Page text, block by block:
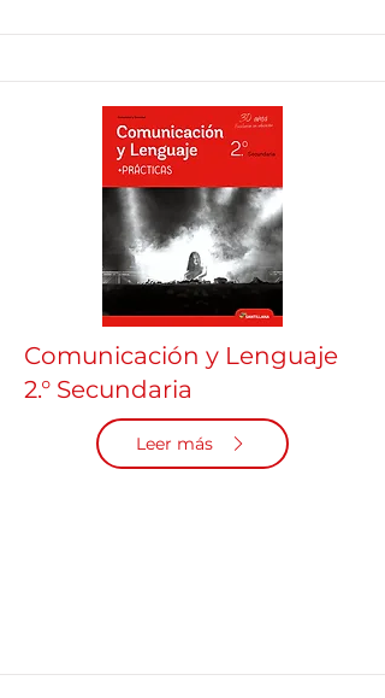
Comunicación y Lenguaje
2.° Secundaria
Leer más